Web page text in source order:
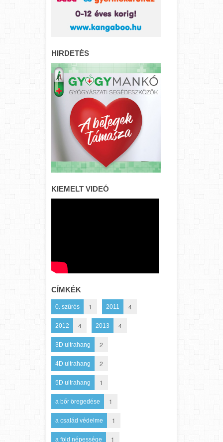
HIRDETÉS
KIEMELT VIDEÓ
CÍMKÉK
0. szűrés 1 2011 4
2012 4 2013 4
3D ultrahang 2
4D ultrahang 2
5D ultrahang 1
a bőr öregedése 1
a család védelme 1
a föld népessége 1